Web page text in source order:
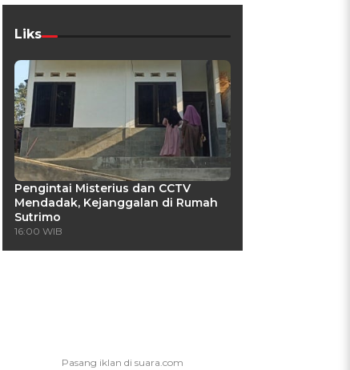
Liks
Pengintai Misterius dan CCTV
Mendadak, Kejanggalan di Rumah
Sutrimo
16:00 WIB